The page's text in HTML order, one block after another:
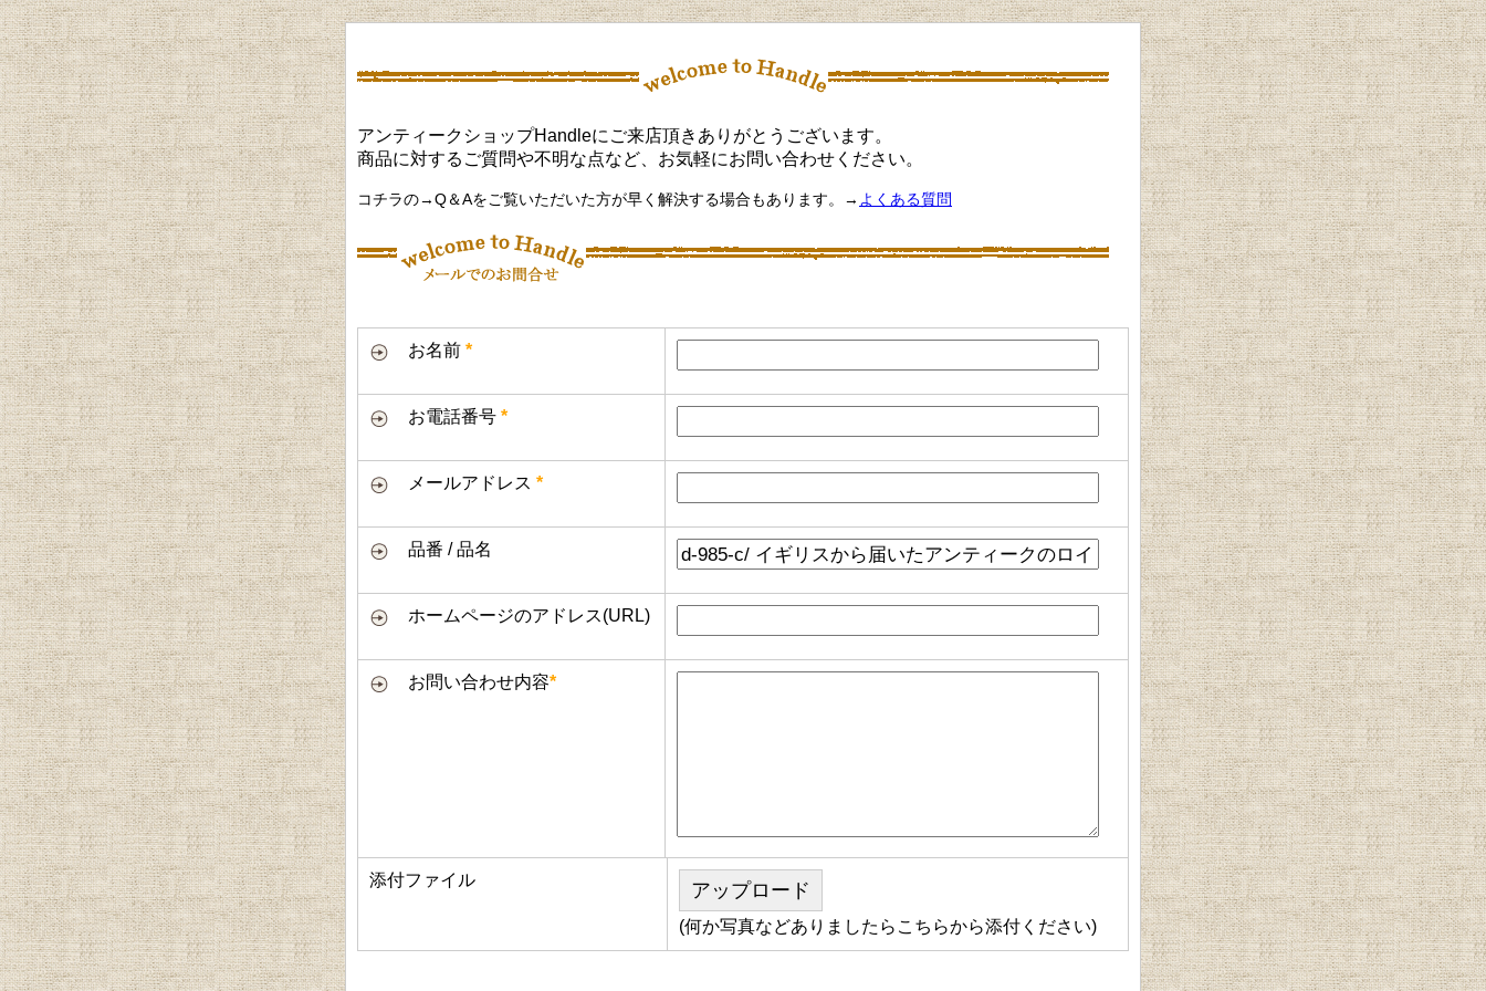
アンティークショップHandleにご来店頂きありがとうございます。
商品に対するご質問や不明な点など、お気軽にお問い合わせください。
コチラの→Q＆Aをご覧いただいた方が早く解決する場合もあります。→ よくある質問
お名前 *
お電話番号 *
メールアドレス *
品番 / 品名
ホームページのアドレス(URL)
お問い合わせ内容*
添付ファイル アップロード
(何か写真などありましたらこちらから添付ください)